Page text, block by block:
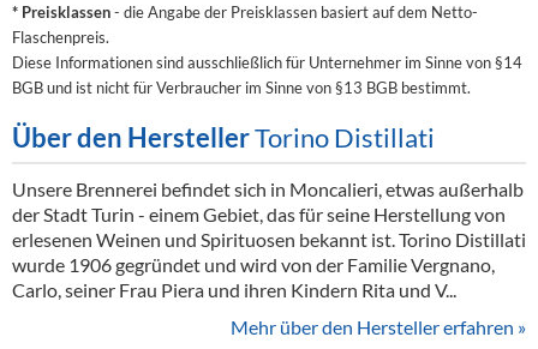
* Preisklassen- die Angabe der Preisklassen basiert auf dem Netto-
Flaschenpreis.
Diese Informationen sind ausschließlich für Unternehmer im Sinne von §14
BGB und ist nicht für Verbraucher im Sinne von §13 BGB bestimmt.
Über den HerstellerTorino Distillati
Unsere Brennerei befindet sich in Moncalieri, etwas außerhalb
der Stadt Turin - einem Gebiet, das für seine Herstellung von
erlesenen Weinen und Spirituosen bekannt ist. Torino Distillati
wurde 1906 gegründet und wird von der Familie Vergnano,
Carlo, seiner Frau Piera und ihren Kindern Rita und V...
Mehr über den Hersteller erfahren »